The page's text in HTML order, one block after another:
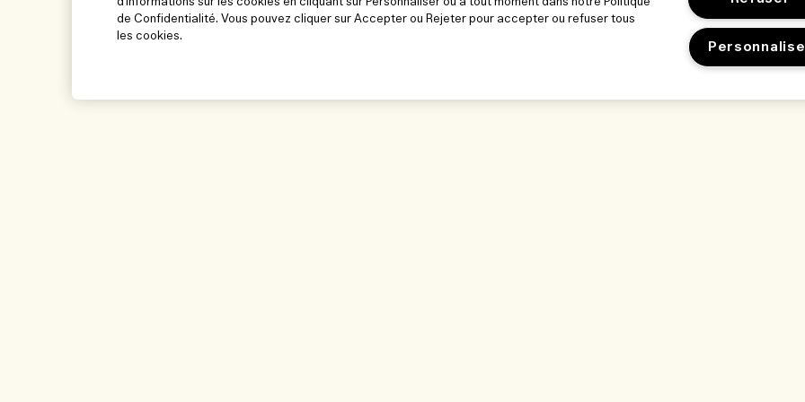
de Confidentialité. Vous pouvez cliquer sur Accepter ou Rejeter pour accepter ou refuser tous
les cookies.